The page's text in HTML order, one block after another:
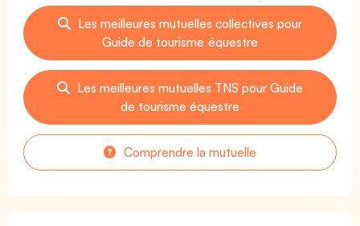
Les meilleures mutuelles collectives pour
Guide de tourisme équestre
Les meilleures mutuelles TNS pour Guide
de tourisme équestre
Comprendre la mutuelle